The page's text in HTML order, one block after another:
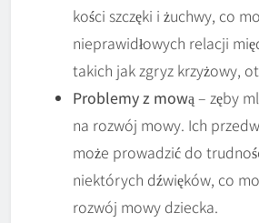
kości szczęki i żuchwy, co
nieprawidłowych relacji
takich jak zgryz krzyżowy,
Problemy z mową– zęby
na rozwój mowy. Ich
może prowadzić do
niektórych dźwięków, co
rozwój mowy dziecka.